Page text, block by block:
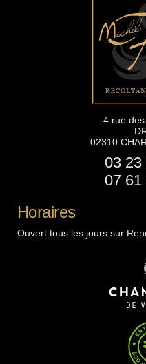
4 rue
02310
03 23
07 61
Horaires
Ouvert tous les jours sur